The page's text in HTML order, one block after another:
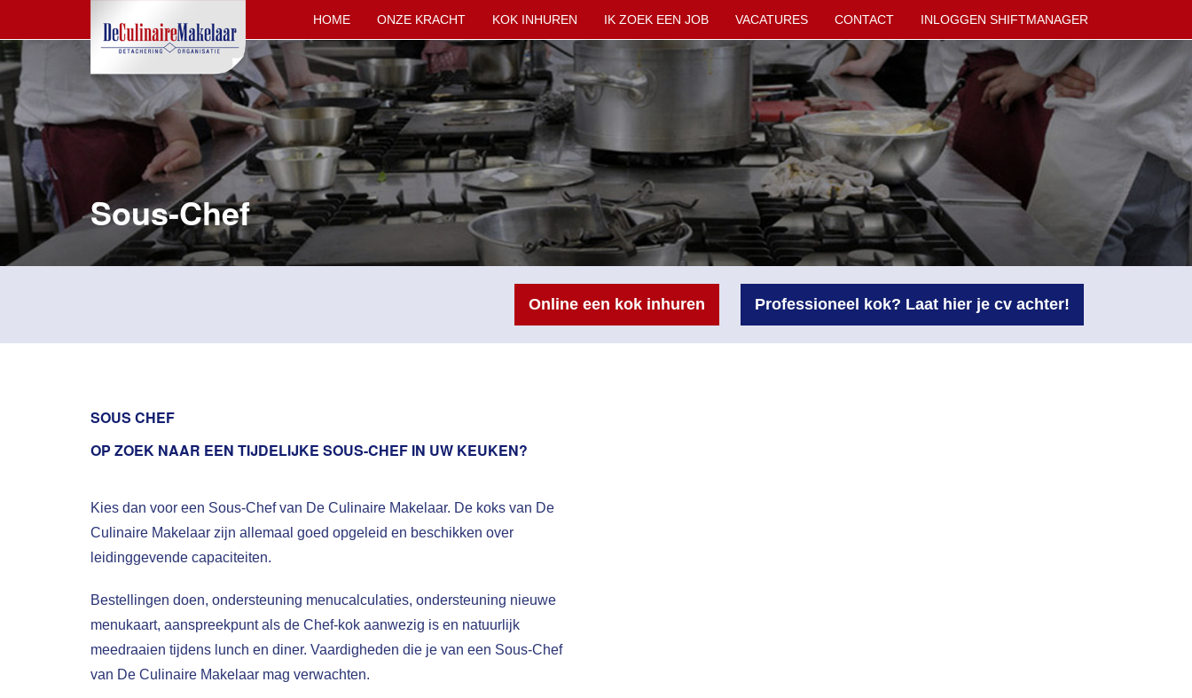
HOME ONZE KRACHT KOK INHUREN IK ZOEK EEN JOB VACATURES CONTACT INLOGGEN SHIFTMANAGER
Sous-Chef
Online een kok inhuren Professioneel kok? Laat hier je cv achter!
SOUS CHEF
OP ZOEK NAAR EEN TIJDELIJKE SOUS-CHEF IN UW KEUKEN?
Kies dan voor een Sous-Chef van De Culinaire Makelaar. De koks van De
Culinaire Makelaar zijn allemaal goed opgeleid en beschikken over
leidinggevende capaciteiten.
Bestellingen doen, ondersteuning menucalculaties, ondersteuning nieuwe
menukaart, aanspreekpunt als de Chef-kok aanwezig is en natuurlijk
meedraaien tijdens lunch en diner. Vaardigheden die je van een Sous-Chef
van De Culinaire Makelaar mag verwachten.